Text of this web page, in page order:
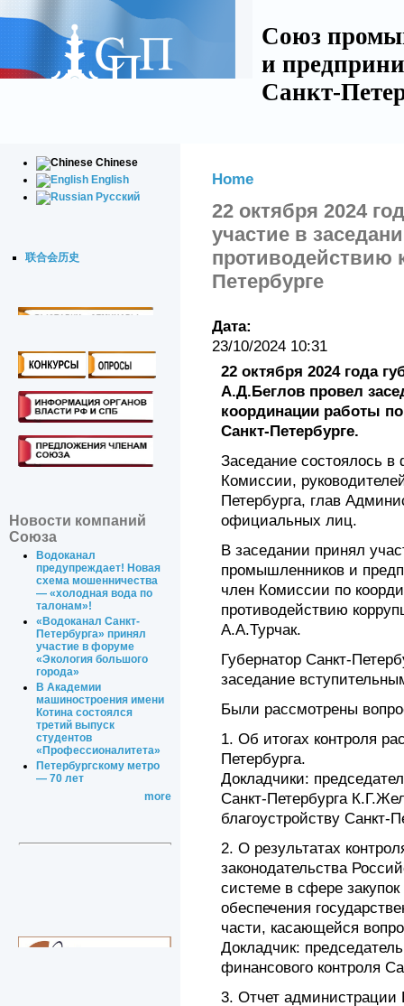
Союз
и
Санкт-
Chinese
English
Русский
联合会历史
Новости компаний
Союза
Водоканал
предупреждает! Новая
схема мошенничества
— «холодная вода по
талонам»!
«Водоканал Санкт-
Петербурга» принял
участие в форуме
«Экология большого
города»
В Академии
машиностроения имени
Котина состоялся
третий выпуск
студентов
«Профессионалитета»
Петербургскому метро
— 70 лет
more
Home
22 октября 2024
участие в
противодействию
Петербурге
Дата:
23/10/2024 10:31
22 октября 2024 года
А.Д.Беглов провел
координации работы
Санкт-Петербурге.
Заседание состоялось
Комиссии,
Петербурга, глав
официальных лиц.
В заседании принял
промышленников и
член Комиссии по
противодействию
А.А.Турчак.
Губернатор Санкт-
заседание
Были рассмотрены
1. Об итогах контроля
Петербурга.
Докладчики:
Санкт-Петербурга
благоустройству Санкт-
2. О результатах
законодательства
системе в сфере
обеспечения
части, касающейся
Докладчик:
финансового контроля
3. Отчет администрации